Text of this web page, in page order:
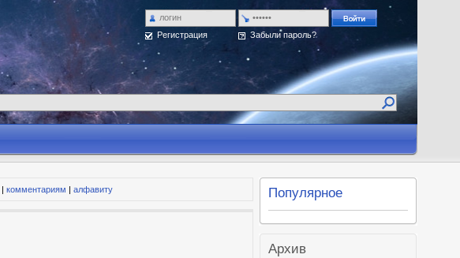
Регистрация Забыли пароль?
Популярное
Архив
| комментариям | алфавиту